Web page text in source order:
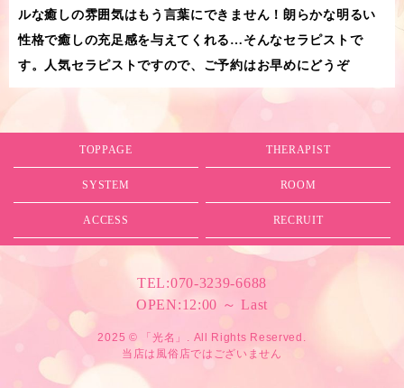
ルな癒しの雰囲気はもう言葉にできません！朗らかな明るい
性格で癒しの充足感を与えてくれる…そんなセラピストで
す。人気セラピストですので、ご予約はお早めにどうぞ
TOPPAGE THERAPIST
SYSTEM ROOM
ACCESS RECRUIT
TEL:070-3239-6688
OPEN:12:00 ～ Last
2025 © 「光名」. All Rights Reserved.
当店は風俗店ではございません